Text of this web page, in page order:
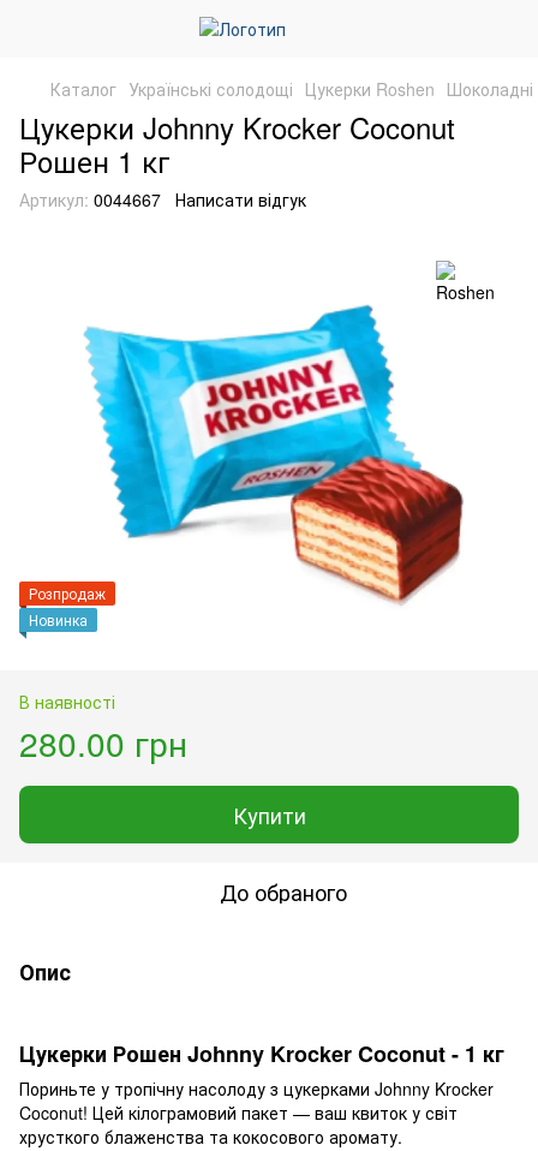
Каталог Українські солодощі Цукерки Roshen
Цукерки Johnny Krocker Coconut
Рошен 1 кг
Артикул: 0044667 Написати відгук
Розпродаж
Новинка
В наявності
280.00 грн
Купити
До обраного
Опис
Цукерки Рошен Johnny Krocker Coconut - 1 кг
Пориньте у тропічну насолоду з цукерками Johnny Krocker
Coconut! Цей кілограмовий пакет — ваш квиток у світ
хрусткого блаженства та кокосового аромату.